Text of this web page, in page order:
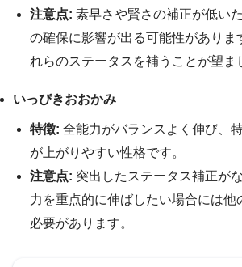
注意点: 素早さや賢さの補正が低い
の確保に影響が出る可能性がありま
れらのステータスを補うことが望ま
いっぴきおおかみ
特徴: 全能力がバランスよく伸び、
が上がりやすい性格です。
注意点: 突出したステータス補正が
力を重点的に伸ばしたい場合には他
必要があります。